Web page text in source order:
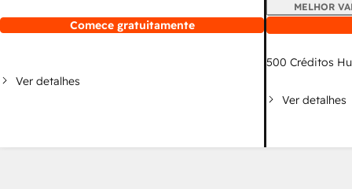
Comece gratuitamente
Ver detalhes
MELHOR
500 Créditos
Ver detalhes